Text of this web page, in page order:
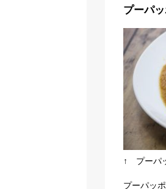
プーパ
↑ プーパ
プーパッ